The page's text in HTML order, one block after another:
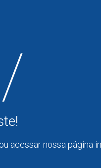
acessar nossa página